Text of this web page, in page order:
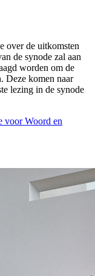
over de uitkomsten
de synode zal aan
worden om de
Deze komen naar
lezing in de synode
voor Woord en